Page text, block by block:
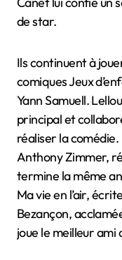
de star.
Ils continuent à
comiques Jeux
Yann Samuell.
principal et
réaliser la
Anthony Zimmer,
termine la même
Ma vie en l’air,
Bezançon,
joue le meilleur ami